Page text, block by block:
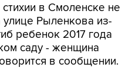
в Смоленске не
Рыленкова из-
ребенок 2017 года
саду - женщина
в сообщении.